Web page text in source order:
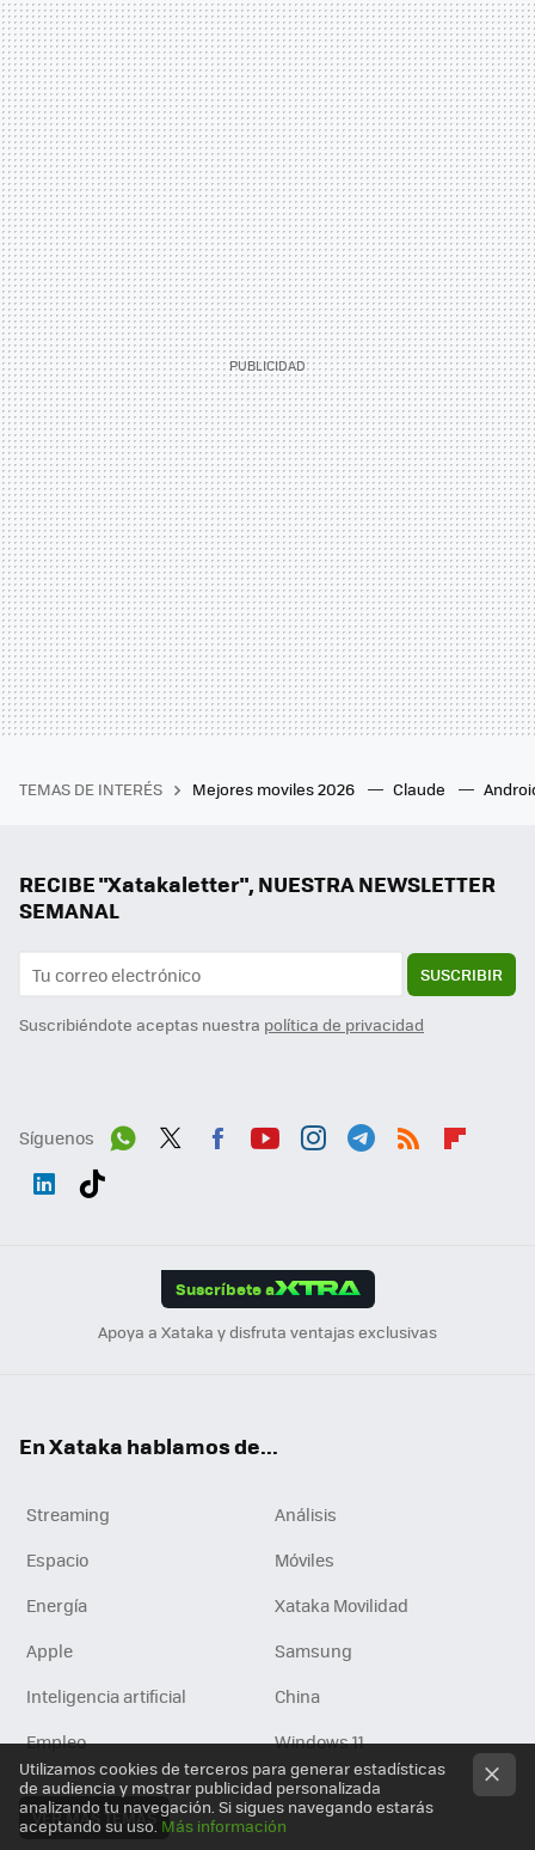
TEMAS DE INTERÉS Mejores moviles 2026 Claude
RECIBE "Xatakaletter", NUESTRA NEWSLETTER
SEMANAL
SUSCRIBIR
Suscribiéndote aceptas nuestra política de privacidad
Síguenos
Suscríbete a
Apoya a Xataka y disfruta ventajas exclusivas
En Xataka hablamos de...
Streaming
Análisis
Espacio
Móviles
Energía
Xataka Movilidad
Apple
Samsung
Inteligencia artificial
China
Empleo
Windows 11
VER MÁS TEMAS
Utilizamos cookies de terceros para generar estadísticas
de audiencia y mostrar publicidad personalizada
analizando tu navegación. Si sigues navegando estarás
aceptando su uso. Más información